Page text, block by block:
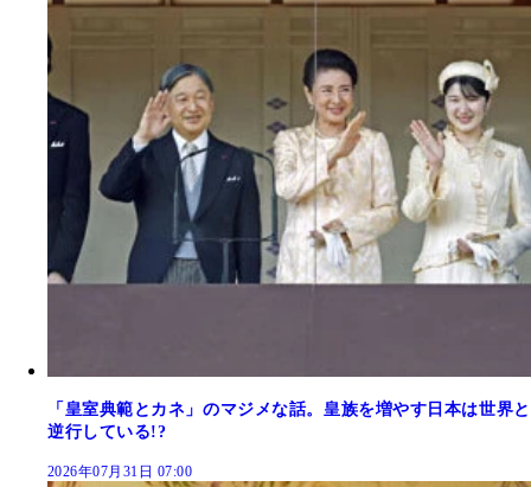
「皇室典範とカネ」のマジメな話。皇族を増やす日本は世界と
逆行している!?
2026年07月31日 07:00